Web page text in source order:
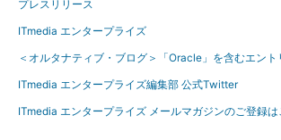
プレスリリース
ITmedia エンタープライズ
＜オルタナティブ・ブログ＞「Oracle」を含むエント
ITmedia エンタープライズ編集部 公式Twitter
ITmedia エンタープライズ メールマガジンのご登録は